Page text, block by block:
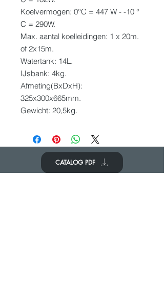
Koelvermogen: 0°C = 447 W - -10 °
C = 290W.
Max. aantal koelleidingen: 1 x 20m.
of 2x15m.
Watertank: 14L.
IJsbank: 4kg.
Afmeting(BxDxH):
325x300x665mm.
Gewicht: 20,5kg.
CATALOG PDF